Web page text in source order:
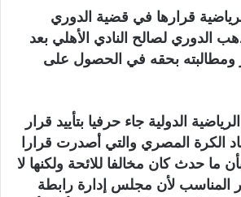
قرارها في قضية الدوري
الدوري لصالح النادي الأهلي بعد
ومطالبته بحقه في الحصول على
الدولية جاء حرفيا بتأييد قرار
الكرة المصري والتي أصدرت قرارا
١٥ مايو ٢٠٢٥ بأن ما حدث كان مخالفا للائحة ولكنها لا
المناسب لأن مجلس إدارة رابطة